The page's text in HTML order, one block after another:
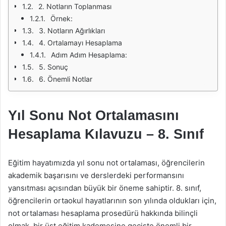
2. Notların Toplanması
Örnek:
3. Notların Ağırlıkları
4. Ortalamayı Hesaplama
Adım Adım Hesaplama:
5. Sonuç
6. Önemli Notlar
Yıl Sonu Not Ortalamasını
Hesaplama Kılavuzu – 8. Sınıf
Eğitim hayatımızda yıl sonu not ortalaması, öğrencilerin
akademik başarısını ve derslerdeki performansını
yansıtması açısından büyük bir öneme sahiptir. 8. sınıf,
öğrencilerin ortaokul hayatlarının son yılında oldukları için,
not ortalaması hesaplama prosedürü hakkında bilinçli